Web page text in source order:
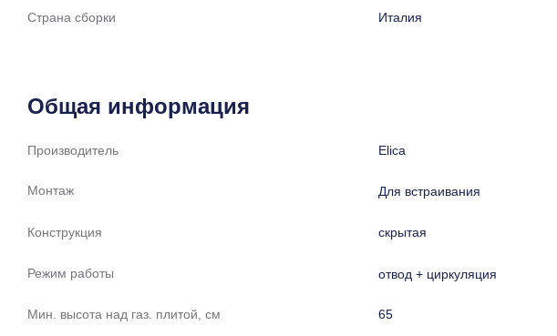
Страна сборки Италия
Общая информация
Производитель Elica
Монтаж Для встраивания
Конструкция скрытая
Режим работы отвод + циркуляция
Мин. высота над газ. плитой, см 65